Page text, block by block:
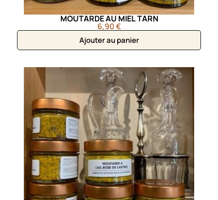
MOUTARDE AU MIEL TARN
6,90 €
Ajouter au panier